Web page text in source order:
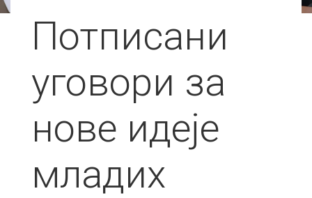
Потписани
уговори за
нове идеје
младих